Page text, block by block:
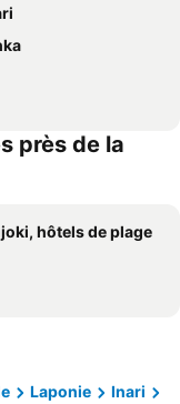
près de la
hôtels de plage
Laponie
Inari